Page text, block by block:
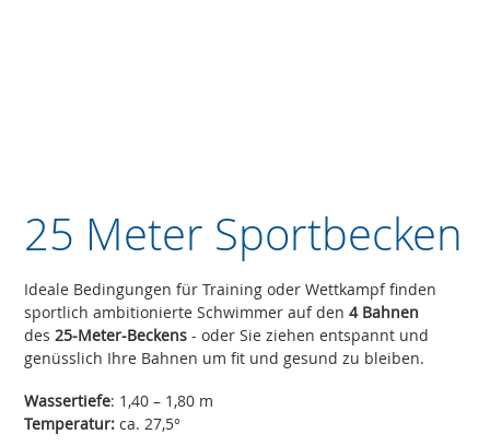
25 Meter Sportbecken
Ideale Bedingungen für Training oder Wettkampf finden
sportlich ambitionierte Schwimmer auf den 4 Bahnen
des25-Meter-Beckens- oder Sie ziehen entspannt und
genüsslich Ihre Bahnen um fit und gesund zu bleiben.
Wassertiefe: 1,40 – 1,80 m
Temperatur: ca. 27,5°